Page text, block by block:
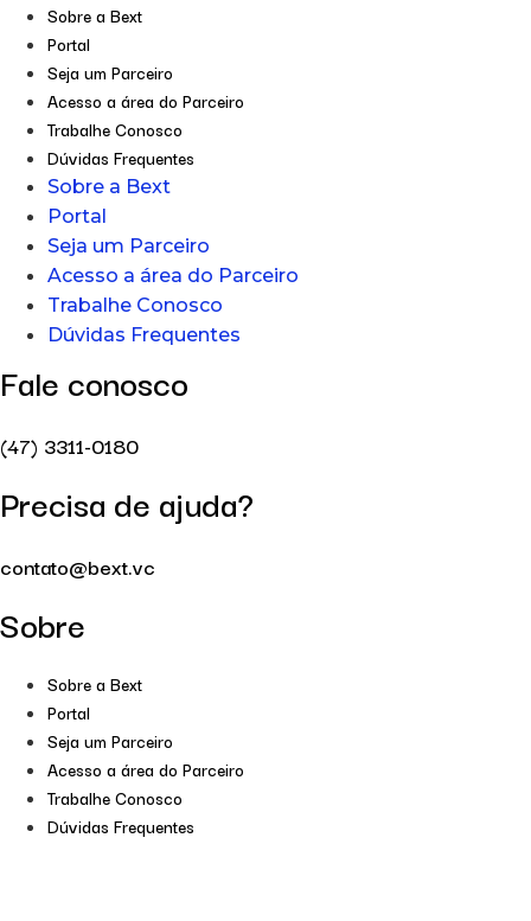
Sobre a Bext
Portal
Seja um Parceiro
Acesso a área do Parceiro
Trabalhe Conosco
Dúvidas Frequentes
Sobre a Bext
Portal
Seja um Parceiro
Acesso a área do Parceiro
Trabalhe Conosco
Dúvidas Frequentes
Fale conosco
(47) 3311-0180
Precisa de ajuda?
contato@bext.vc
Sobre
Sobre a Bext
Portal
Seja um Parceiro
Acesso a área do Parceiro
Trabalhe Conosco
Dúvidas Frequentes